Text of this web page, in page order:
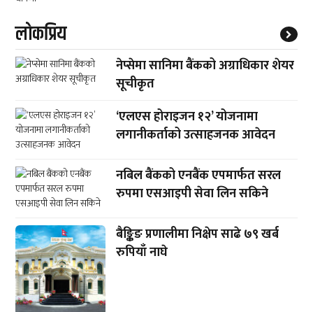
लाेकप्रिय
नेप्सेमा सानिमा बैंकको अग्राधिकार शेयर
सूचीकृत
‘एलएस होराइजन १२’ योजनामा
लगानीकर्ताको उत्साहजनक आवेदन
नबिल बैंकको एनबैंक एपमार्फत सरल
रुपमा एसआइपी सेवा लिन सकिने
बैङ्किङ प्रणालीमा निक्षेप साढे ७९ खर्ब
रुपियाँ नाघे